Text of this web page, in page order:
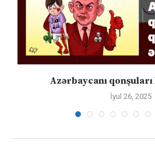
Azərbaycanı
İyul 26, 2025